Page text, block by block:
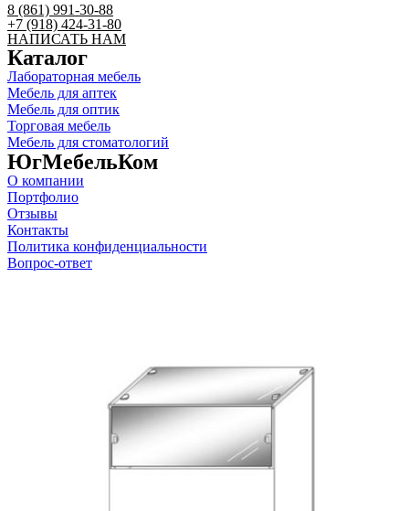
8 (861) 991-30-88
+7 (918) 424-31-80
НАПИСАТЬ НАМ
Каталог
Лабораторная мебель
Мебель для аптек
Мебель для оптик
Торговая мебель
Мебель для стоматологий
ЮгМебельКом
О компании
Портфолио
Отзывы
Контакты
Политика конфиденциальности
Вопрос-ответ